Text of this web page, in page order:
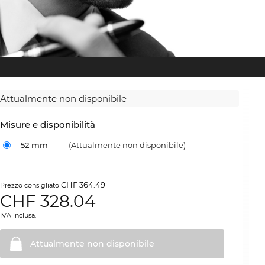
Attualmente non disponibile
Misure e disponibilità
52 mm (Attualmente non disponibile)
Prezzo consigliatoCHF 364.49
CHF328.04
IVA inclusa.
Attualmente non disponibile